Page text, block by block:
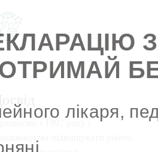
ОТРИМАЙ
лікаря,